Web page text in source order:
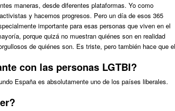
maneras, desde diferentes plataformas. Yo como
y hacemos progresos. Pero un día de esos 365
importante para esas personas que viven en el
porque quizá no muestran quiénes son en realidad
de quiénes son. Es triste, pero también hace que el
con las personas LGTBI?
España es absolutamente uno de los países liberales.